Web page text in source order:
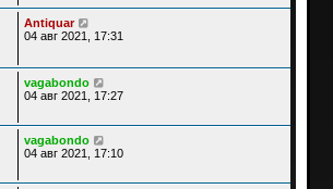
Antiquar
04 авг 2021, 17:31
vagabondo
04 авг 2021, 17:27
vagabondo
04 авг 2021, 17:10